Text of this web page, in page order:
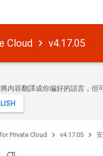
Cloud v4.17.05
內容翻譯成你偏好的語言，但
Private Cloud v4.17.05